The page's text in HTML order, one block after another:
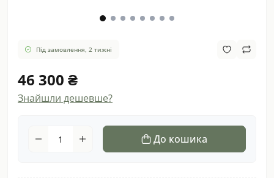
Під замовлення, 2 тижні
46 300 ₴
Знайшли дешевше?
До кошика